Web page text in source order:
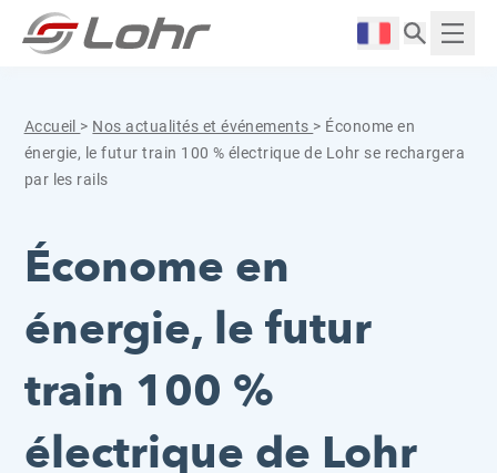
Aller directement au contenu
Langue :
Accueil > Nos actualités et événements > Économe en
énergie, le futur train 100 % électrique de Lohr se rechargera
par les rails
Économe en
énergie, le futur
train 100 %
électrique de Lohr
Panneau de gestion des cookies